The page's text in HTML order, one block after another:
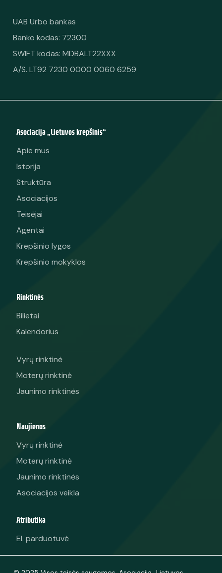
UAB Urbo bankas
Banko kodas: 72300
SWIFT kodas: MDBALT22XXX
A/S. LT92 7230 0000 0060 6259
Asociacija „Lietuvos krepšinis“
Apie mus
Istorija
Struktūra
Asociacijos
Teisėjai
Agentai
Krepšinio lygos
Krepšinio mokyklos
Rinktinės
Bilietai
Kalendorius
Vyrų rinktinė
Moterų rinktinė
Jaunimo rinktinės
Naujienos
Vyrų rinktinė
Moterų rinktinė
Jaunimo rinktinės
Asociacijos veikla
Atributika
El. parduotuvė